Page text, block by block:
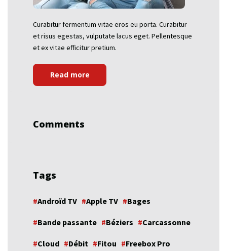
Curabitur fermentum vitae eros eu porta. Curabitur
et risus egestas, vulputate lacus eget. Pellentesque
et ex vitae efficitur pretium.
Read more
Comments
Tags
Androïd TV Apple TV Bages
Bande passante Béziers Carcassonne
Cloud Débit Fitou Freebox Pro